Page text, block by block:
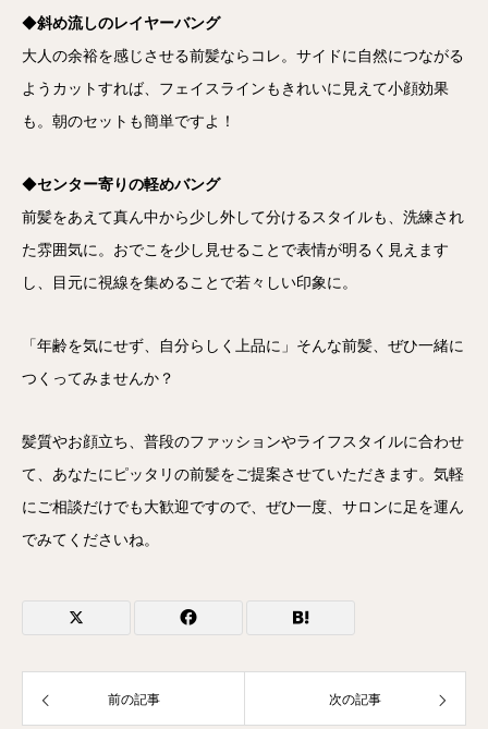
◆斜め流しのレイヤーバング
大人の余裕を感じさせる前髪ならコレ。サイドに自然につながる
ようカットすれば、フェイスラインもきれいに見えて小顔効果
も。朝のセットも簡単ですよ！
◆センター寄りの軽めバング
前髪をあえて真ん中から少し外して分けるスタイルも、洗練され
た雰囲気に。おでこを少し見せることで表情が明るく見えます
し、目元に視線を集めることで若々しい印象に。
「年齢を気にせず、自分らしく上品に」そんな前髪、ぜひ一緒に
つくってみませんか？
髪質やお顔立ち、普段のファッションやライフスタイルに合わせ
て、あなたにピッタリの前髪をご提案させていただきます。気軽
にご相談だけでも大歓迎ですので、ぜひ一度、サロンに足を運ん
でみてくださいね。
前の記事 次の記事